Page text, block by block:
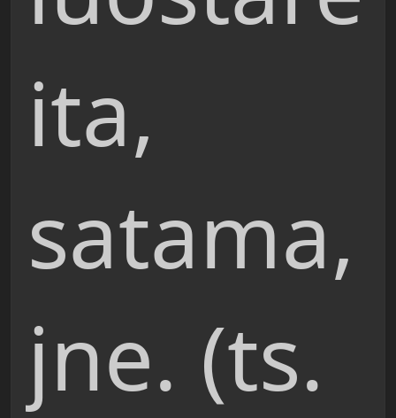
ita,
satama,
jne. (ts.